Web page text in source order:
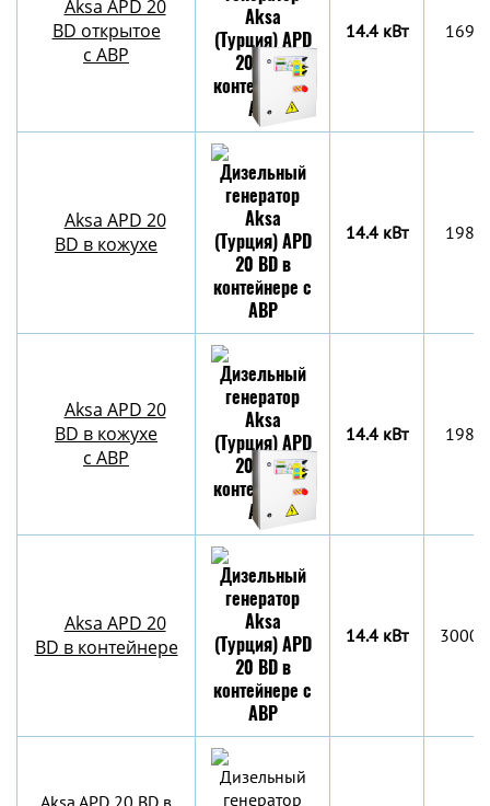
Aksa APD 20
BD открытое
с АВР
14.4 кВт
Aksa APD 20
BD в кожухе
14.4 кВт
Aksa APD 20
BD в кожухе
с АВР
14.4 кВт
Aksa APD 20
BD в контейнере
14.4 кВт
Aksa APD 20 BD в